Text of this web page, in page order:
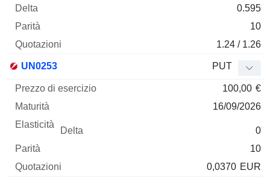
0.595
10
1.24 / 1.26
UN0253 PUT
100,00 €
16/09/2026
0
10
0,0370 EUR